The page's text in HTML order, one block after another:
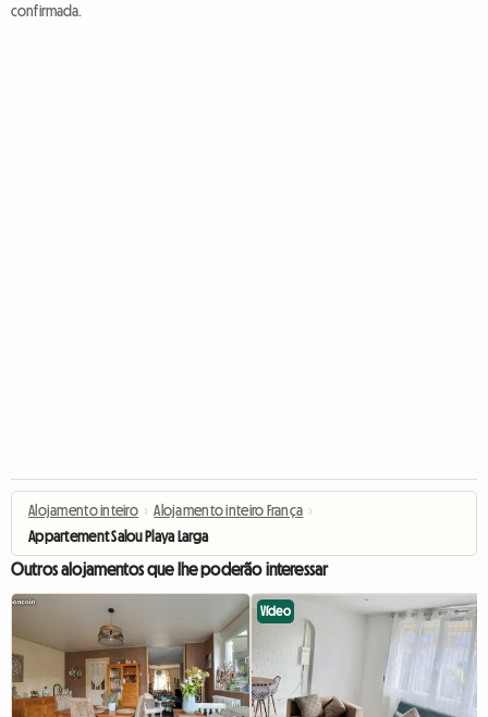
confirmada.
Alojamento inteiro › Alojamento inteiro França ›
Appartement Salou Playa Larga
Outros alojamentos que lhe poderão interessar
Vídeo